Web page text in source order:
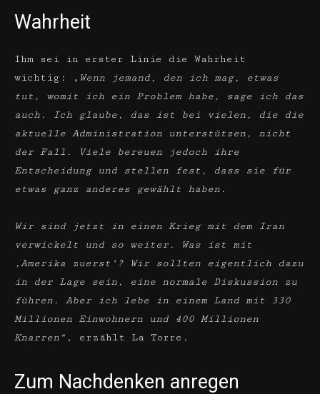
Wahrheit
Ihm sei in erster Linie die Wahrheit
wichtig:
„Wenn jemand, den ich mag, etwas
tut, womit ich ein Problem habe, sage ich das
auch. Ich glaube, das ist bei vielen, die die
aktuelle Administration unterstützen, nicht
der Fall. Viele bereuen jedoch ihre
Entscheidung und stellen fest, dass sie für
etwas ganz anderes gewählt haben.
Wir sind jetzt in einen Krieg mit dem Iran
verwickelt und so weiter. Was ist mit
‚Amerika zuerst‘? Wir sollten eigentlich dazu
in der Lage sein, eine normale Diskussion zu
führen. Aber ich lebe in einem Land mit 330
Millionen Einwohnern und 400 Millionen
Knarren“ , erzählt La Torre.
Zum Nachdenken anregen